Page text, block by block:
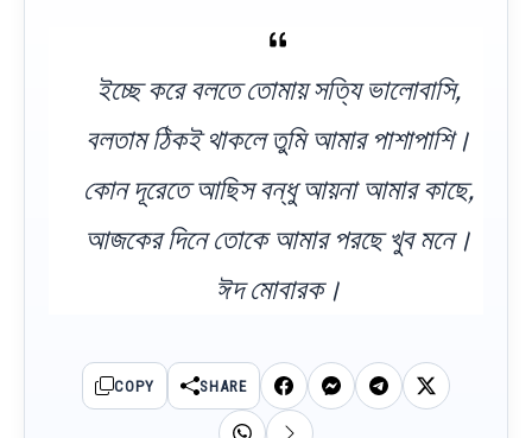
ইচ্ছে করে বলতে তোমায় সত্যি ভালোবাসি,
বলতাম ঠিকই থাকলে তুমি আমার পাশাপাশি।
কোন দূরেতে আছিস বন্ধু আয়না আমার কাছে,
আজকের দিনে তোকে আমার পরছে খুব মনে।
ঈদ মোবারক।
COPY SHARE